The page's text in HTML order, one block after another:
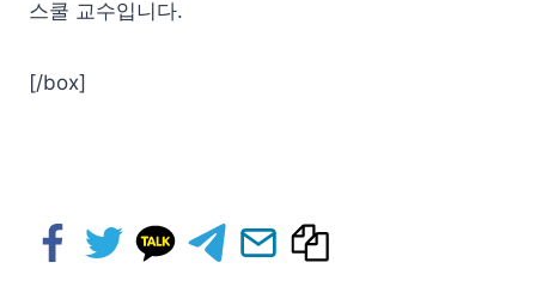
스쿨 교수입니다.
[/box]